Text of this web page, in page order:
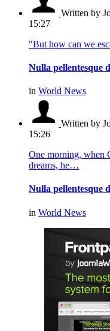
Written by
15:27
"But how can we
Nulla pellentesque
in World News
Written by
15:26
One morning, when
dreams, he…
Nulla pellentesque
in World News